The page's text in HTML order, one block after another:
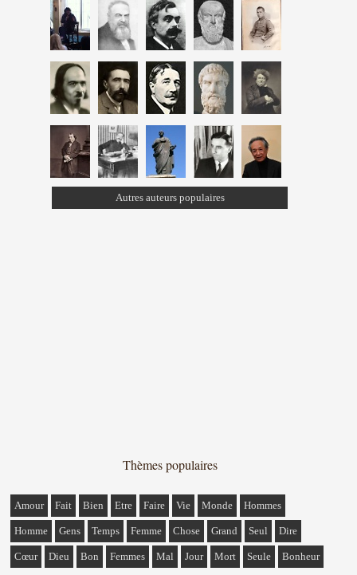
Autres auteurs populaires
Thèmes populaires
Amour Fait Bien Etre Faire Vie Monde Hommes
Homme Gens Temps Femme Chose Grand Seul Dire
Cœur Dieu Bon Femmes Mal Jour Mort Seule Bonheur